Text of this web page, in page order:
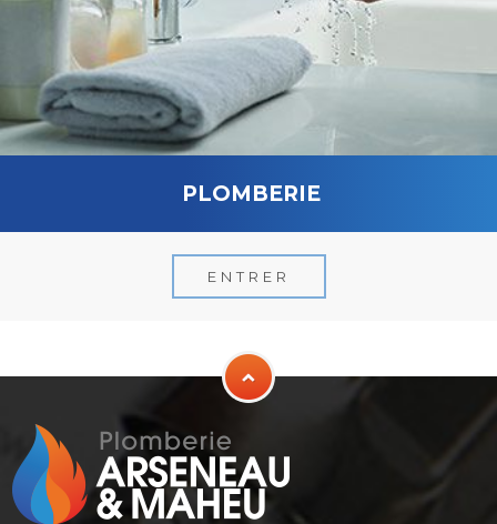
PLOMBERIE
ENTRER